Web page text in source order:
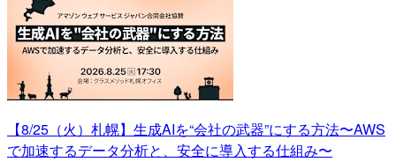
【8/25（火）札幌】生成AIを“会社の武器”にする方法〜AWS
で加速するデータ分析と、安全に導入する仕組み〜